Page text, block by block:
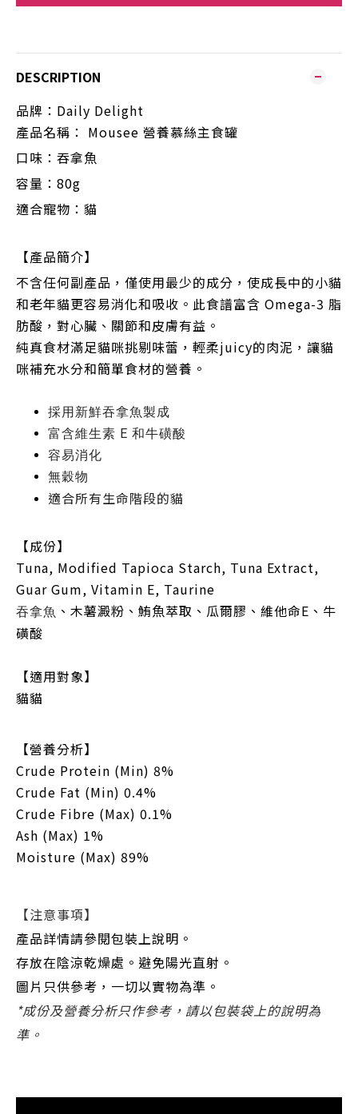
DESCRIPTION
品牌：Daily Delight
產品名稱： Mousee 營養慕絲主食罐
口味： 吞拿魚
容量：80g
適合寵物：貓
【產品簡介】
不含任何副產品，僅使用最少的成分，使成長中的小貓
和老年貓更容易消化和吸收。此食譜富含 Omega-3 脂
肪酸，對心臟、關節和皮膚有益。
純真食材滿足貓咪挑剔味蕾，輕柔juicy的肉泥，讓貓
咪補充水分和簡單食材的營養。
採用新鮮吞拿魚製成
富含維生素 E 和牛磺酸
容易消化
無穀物
適合所有生命階段的貓
【成份】
Tuna, Modified Tapioca Starch, Tuna Extract,
Guar Gum, Vitamin E, Taurine
吞拿魚 、木薯澱粉、鮪魚萃取、瓜爾膠、維他命E、牛
磺酸
【適用對象】
貓貓
【營養分析】
Crude Protein (Min) 8%
Crude Fat (Min) 0.4%
Crude Fibre (Max) 0.1%
Ash (Max) 1%
Moisture (Max) 89%
【注意事項】
產品詳情請參閱包裝上說明。
存放在陰涼乾燥處。避免陽光直射。
圖片只供參考，一切以實物為準。
*成份及營養分析只作參考，請以包裝袋上的說明為
準。